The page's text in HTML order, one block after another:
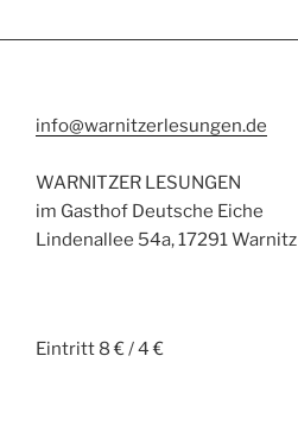
info@warnitzerlesungen.de
WARNITZER LESUNGEN
im Gasthof Deutsche Eiche
Lindenallee 54a, 17291 Warnitz
Eintritt 8 € / 4 €